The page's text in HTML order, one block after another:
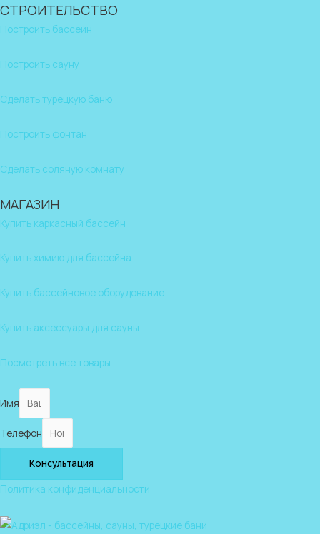
СТРОИТЕЛЬСТВО
Построить бассейн
Построить сауну
Сделать турецкую баню
Построить фонтан
Сделать соляную комнату
МАГАЗИН
Купить каркасный бассейн
Купить химию для бассейна
Купить бассейновое оборудование
Купить аксессуары для сауны
Посмотреть все товары
Имя
Телефон
Консультация
Политика конфиденциальности